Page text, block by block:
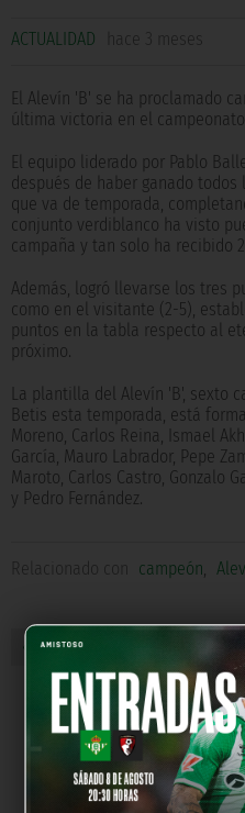
ACTUALIDAD hace 3 meses
El Alevín 'B' se ha proclamado
última victoria en el
El equipo liderado por Pablo
después de haber ganado
que va de temporada,
conjunto verdiblanco ha visto
campaña y tan solo ha recibido
Además, logró llevarse los tres
como en el visitante (2-5),
puntos en la tabla respecto al
próximo.
La plantilla del Alevín 'B', sexto
Betis esta temporada, está
Moreno, Carlos Reina, Ismael
García, Mauro Labrador, Pepe
Maroto, Carlos Castro, Gonzalo
y Pedro Fernández.
Relacionado con campeón,
« NOTICIA ANTERIOR